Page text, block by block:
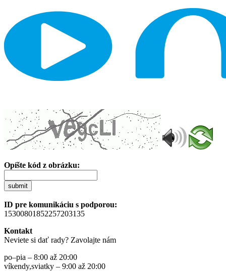
Opíšte kód z obrázku:
submit
ID pre komunikáciu s podporou:
15300801852257203135
Kontakt
Neviete si dať rady? Zavolajte nám
po–pia – 8:00 až 20:00
víkendy,sviatky – 9:00 až 20:00